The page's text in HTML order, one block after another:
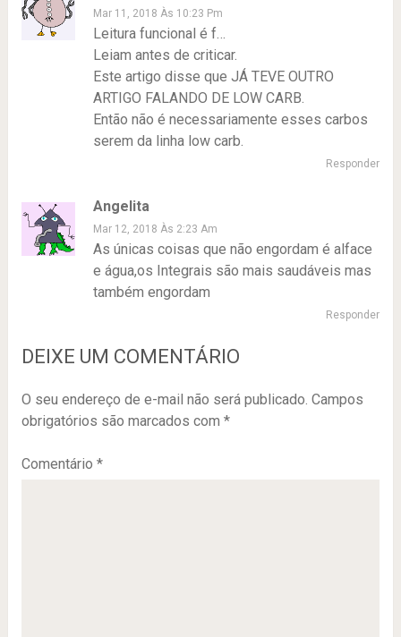
Mar 11, 2018 Às 10:23 Pm
Leitura funcional é f…
Leiam antes de criticar.
Este artigo disse que JÁ TEVE OUTRO
ARTIGO FALANDO DE LOW CARB.
Então não é necessariamente esses carbos
serem da linha low carb.
Responder
Angelita
Mar 12, 2018 Às 2:23 Am
As únicas coisas que não engordam é alface
e água,os Integrais são mais saudáveis mas
também engordam
Responder
DEIXE UM COMENTÁRIO
O seu endereço de e-mail não será publicado. Campos
obrigatórios são marcados com *
Comentário *